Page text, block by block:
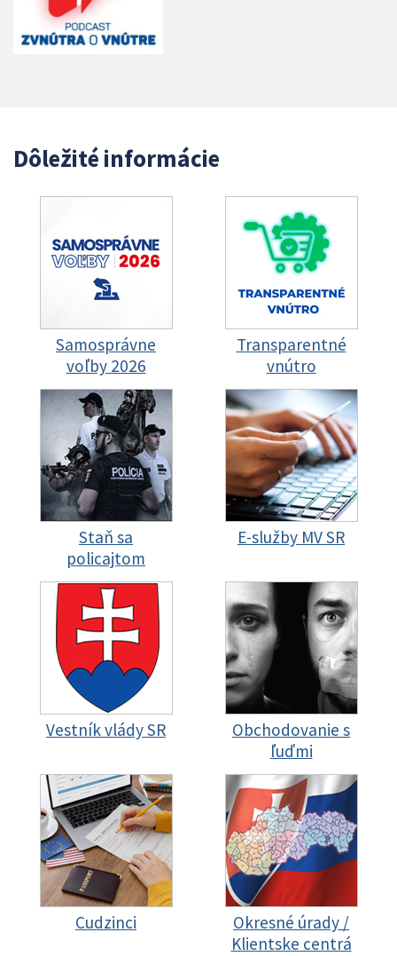
Dôležité informácie
Samosprávne
voľby 2026
Transparentné
vnútro
Staň sa
policajtom
E-služby MV SR
Vestník vlády SR
Obchodovanie s
ľuďmi
Cudzinci
Okresné úrady /
Klientske centrá